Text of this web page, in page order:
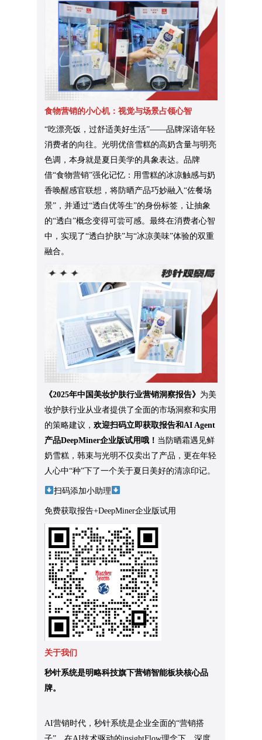
食物营销的小心机：视觉与场景占领心智
“吃漂亮饭，过舒适美好生活”——品牌深谙年轻
消费者的向往。光明优倍雪糕的高奶含量与明亮
色调，本身就是夏日美学的具象表达。品牌
借“食物营销”强化记忆：用雪糕的冰凉触感与奶
香唤醒感官联想，将防晒产品巧妙融入“佐餐场
景”，并通过“透白优等生”的身份标签，让抽象
的“透白”概念变得可尝可感。最终在消费者心智
中，实现了“透白护肤”与“冰凉美味”体验的双重
融合。
《2025年中国美妆护肤行业营销洞察报告》 为美
妆护肤行业从业者提供了全面的市场洞察和实用
的策略建议，欢迎扫码立即获取报告和AI Agent
产品DeepMiner企业版试用哦！ 当防晒霜遇见鲜
奶雪糕，韩束与光明不仅卖出了产品，更在年轻
人心中“种”下了一个关于夏日美好的清凉印记。
扫码添加小助理
免费获取报告+DeepMiner企业版试用
关于我们
秒针系统是明略科技旗下营销智能板块核心品
牌。
AI营销时代，秒针系统是企业全面的“营销搭